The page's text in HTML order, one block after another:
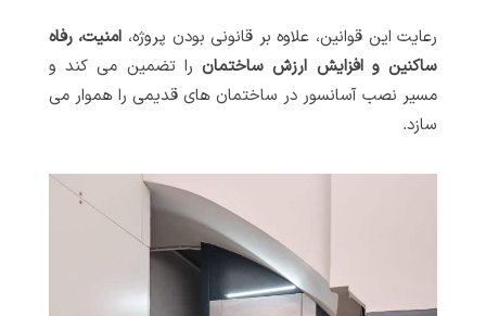
رعایت این قوانین، علاوه بر قانونی بودن پروژه، امنیت، رفاه
ساکنین و افزایش ارزش ساختمانرا تضمین می کند و
مسیر نصب آسانسور در ساختمان های قدیمی را هموار می
سازد.